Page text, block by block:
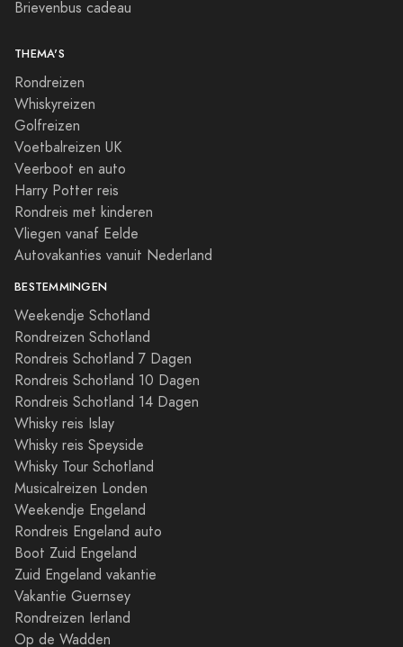
Brievenbus cadeau
THEMA'S
Rondreizen
Whiskyreizen
Golfreizen
Voetbalreizen UK
Veerboot en auto
Harry Potter reis
Rondreis met kinderen
Vliegen vanaf Eelde
Autovakanties vanuit Nederland
BESTEMMINGEN
Weekendje Schotland
Rondreizen Schotland
Rondreis Schotland 7 Dagen
Rondreis Schotland 10 Dagen
Rondreis Schotland 14 Dagen
Whisky reis Islay
Whisky reis Speyside
Whisky Tour Schotland
Musicalreizen Londen
Weekendje Engeland
Rondreis Engeland auto
Boot Zuid Engeland
Zuid Engeland vakantie
Vakantie Guernsey
Rondreizen Ierland
Op de Wadden